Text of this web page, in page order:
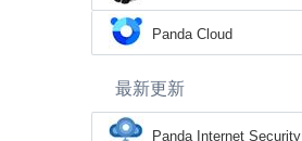
Panda Cloud
最新更新
Panda Internet Security